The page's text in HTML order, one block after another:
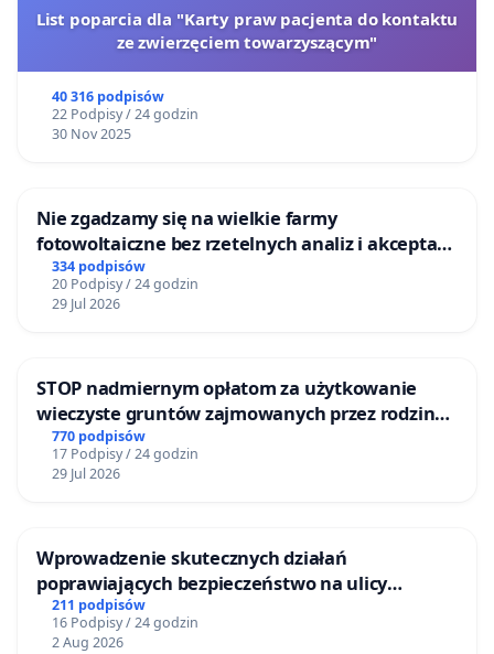
List poparcia dla "Karty praw pacjenta do kontaktu
ze zwierzęciem towarzyszącym"
40 316 podpisów
22 Podpisy / 24 godzin
30 Nov 2025
Nie zgadzamy się na wielkie farmy
fotowoltaiczne bez rzetelnych analiz i akceptacji
mieszkańców
334 podpisów
20 Podpisy / 24 godzin
29 Jul 2026
STOP nadmiernym opłatom za użytkowanie
wieczyste gruntów zajmowanych przez rodzinne
ogrody działkowe.
770 podpisów
17 Podpisy / 24 godzin
29 Jul 2026
Wprowadzenie skutecznych działań
poprawiających bezpieczeństwo na ulicy
Żeromskiego w Otwocku
211 podpisów
16 Podpisy / 24 godzin
2 Aug 2026